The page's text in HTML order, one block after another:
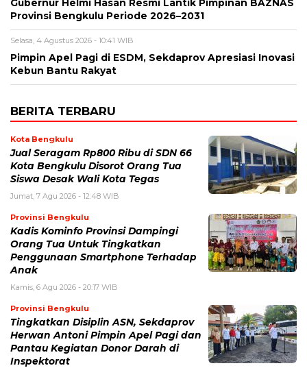
Gubernur Helmi Hasan Resmi Lantik Pimpinan BAZNAS
Provinsi Bengkulu Periode 2026–2031
Selasa, 4 Agustus 2026 - 10:41 WIB
Pimpin Apel Pagi di ESDM, Sekdaprov Apresiasi Inovasi
Kebun Bantu Rakyat
BERITA TERBARU
Kota Bengkulu
Jual Seragam Rp800 Ribu di SDN 66
Kota Bengkulu Disorot Orang Tua
Siswa Desak Wali Kota Tegas
Jumat, 7 Agu 2026 - 12:48 WIB
Provinsi Bengkulu
Kadis Kominfo Provinsi Dampingi
Orang Tua Untuk Tingkatkan
Penggunaan Smartphone Terhadap
Anak
Kamis, 6 Agu 2026 - 20:17 WIB
Provinsi Bengkulu
Tingkatkan Disiplin ASN, Sekdaprov
Herwan Antoni Pimpin Apel Pagi dan
Pantau Kegiatan Donor Darah di
Inspektorat